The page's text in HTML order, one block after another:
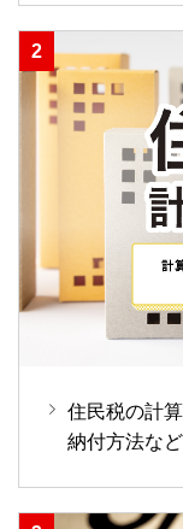
住民税の計
納付方法な